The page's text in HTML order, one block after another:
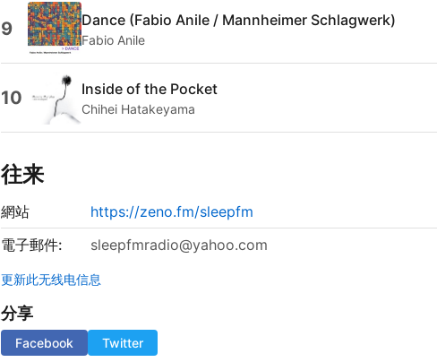
9 Dance (Fabio Anile / Mannheimer Schlagwerk)
Fabio Anile
10 Inside of the Pocket
Chihei Hatakeyama
往来
網站
https://zeno.fm/sleepfm
電子郵件:
sleepfmradio@yahoo.com
更新此无线电信息
分享
Facebook Twitter